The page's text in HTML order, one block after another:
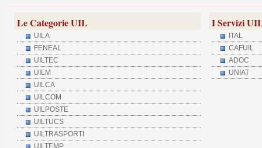
Le Categorie UIL
UILA
FENEAL
UILTEC
UILM
UILCA
UILCOM
UILPOSTE
UILTUCS
UILTRASPORTI
UILTEMP
I Servizi
ITAL
CAFUIL
ADOC
UNIAT